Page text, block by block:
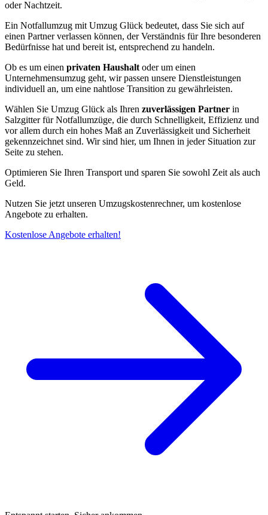
oder Nachtzeit.
Ein Notfallumzug mit Umzug Glück bedeutet, dass Sie sich auf
einen Partner verlassen können, der Verständnis für Ihre besonderen
Bedürfnisse hat und bereit ist, entsprechend zu handeln.
Ob es um einen privaten Haushalt oder um einen
Unternehmensumzug geht, wir passen unsere Dienstleistungen
individuell an, um eine nahtlose Transition zu gewährleisten.
Wählen Sie Umzug Glück als Ihren zuverlässigen Partner in
Salzgitter für Notfallumzüge, die durch Schnelligkeit, Effizienz und
vor allem durch ein hohes Maß an Zuverlässigkeit und Sicherheit
gekennzeichnet sind. Wir sind hier, um Ihnen in jeder Situation zur
Seite zu stehen.
Optimieren Sie Ihren Transport und sparen Sie sowohl Zeit als auch
Geld.
Nutzen Sie jetzt unseren Umzugskostenrechner, um kostenlose
Angebote zu erhalten.
Kostenlose Angebote erhalten!